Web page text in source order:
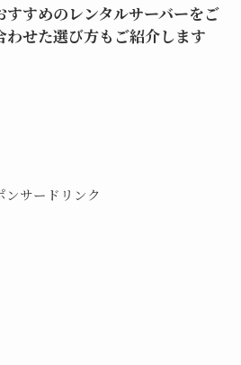
すすめのレンタルサーバーをご
せた選び方もご紹介します
ンサードリンク